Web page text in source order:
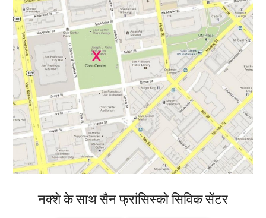
नक्शे के साथ सैन फ्रांसिस्को सिविक सेंटर